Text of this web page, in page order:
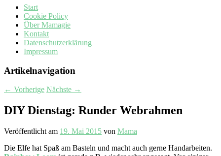
Start
Cookie Policy
Über Mamagie
Kontakt
Datenschutzerklärung
Impressum
Artikelnavigation
← Vorherige Nächste →
DIY Dienstag: Runder Webrahmen
Veröffentlicht am 19. Mai 2015 von Mama
Die Elfe hat Spaß am Basteln und macht auch gerne Handarbeiten.